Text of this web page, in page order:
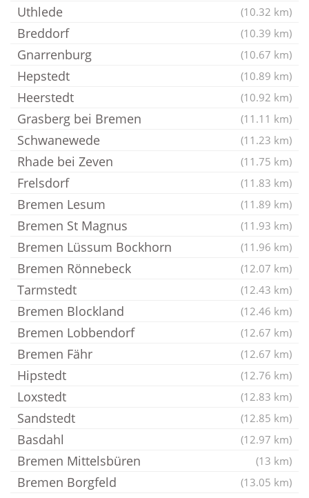
Uthlede (10.32 km)
Breddorf (10.39 km)
Gnarrenburg (10.67 km)
Hepstedt (10.89 km)
Heerstedt (10.92 km)
Grasberg bei Bremen (11.11 km)
Schwanewede (11.23 km)
Rhade bei Zeven (11.75 km)
Frelsdorf (11.83 km)
Bremen Lesum (11.89 km)
Bremen St Magnus (11.93 km)
Bremen Lüssum Bockhorn (11.96 km)
Bremen Rönnebeck (12.07 km)
Tarmstedt (12.43 km)
Bremen Blockland (12.46 km)
Bremen Lobbendorf (12.67 km)
Bremen Fähr (12.67 km)
Hipstedt (12.76 km)
Loxstedt (12.83 km)
Sandstedt (12.85 km)
Basdahl (12.97 km)
Bremen Mittelsbüren (13 km)
Bremen Borgfeld (13.05 km)